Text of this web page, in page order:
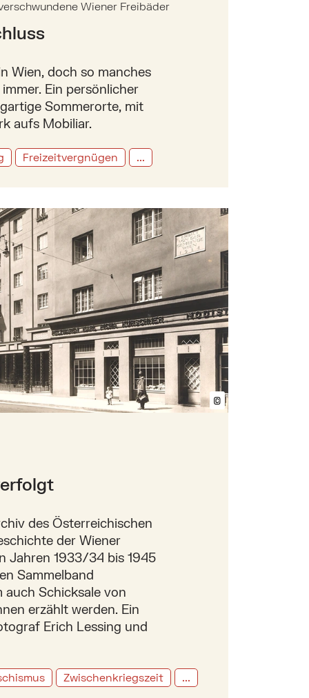
Wiener Freibäder
Wien, doch so manches
Ein persönlicher
Sommerorte, mit
aufs Mobiliar.
Freizeitvergnügen
© Bildtext
des Österreichischen
der Wiener
Jahren 1933/34 bis 1945
Sammelband
auch Schicksale von
erzählt werden. Ein
Erich Lessing und
Zwischenkriegszeit ...